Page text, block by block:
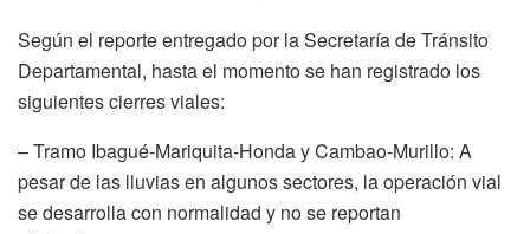
Según el reporte entregado por la Secretaría de Tránsito
Departamental, hasta el momento se han registrado los
siguientes cierres viales:
– Tramo Ibagué-Mariquita-Honda y Cambao-Murillo: A
pesar de las lluvias en algunos sectores, la operación vial
se desarrolla con normalidad y no se reportan